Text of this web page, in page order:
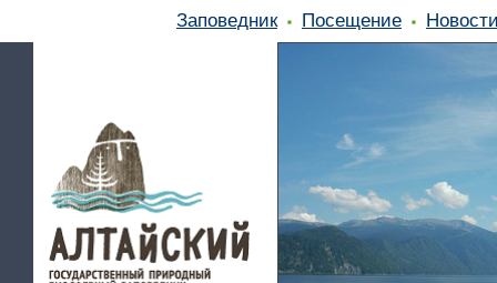
Заповедник Посещение